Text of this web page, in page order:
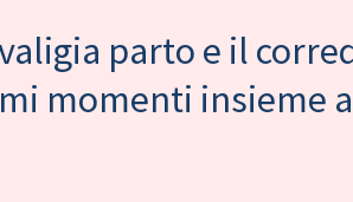
parto e il
momenti insieme